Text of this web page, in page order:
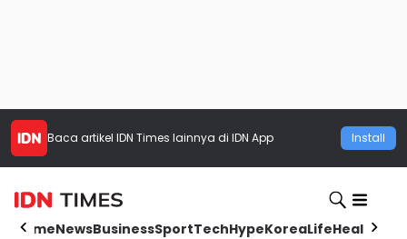
Baca artikel IDN Times lainnya di IDN App Install
HomeNewsBusinessSportTechHypeKoreaLifeHealth